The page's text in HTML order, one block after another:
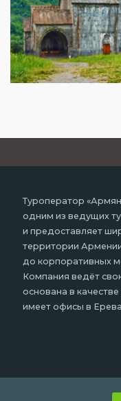
Туроператор
одним из ведущих
и предоставляет
территории
до корпоративных
Компания ведёт
основана в
имеет офисы в